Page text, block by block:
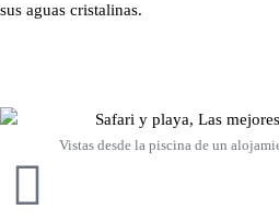
sus aguas cristalinas.
Vistas desde la piscina de un